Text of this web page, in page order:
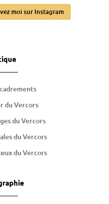
moi sur Instagram
du Vercors
du Vercors
du Vercors
du Vercors